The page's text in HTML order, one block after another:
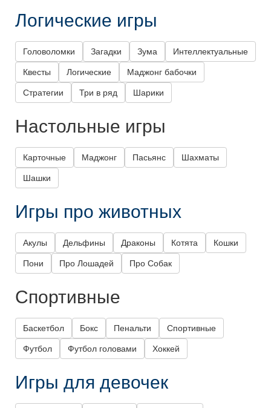
Логические игры
Головоломки Загадки Зума Интеллектуальные
Квесты Логические Маджонг бабочки
Стратегии Три в ряд Шарики
Настольные игры
Карточные Маджонг Пасьянс Шахматы
Шашки
Игры про животных
Акулы Дельфины Драконы Котята Кошки
Пони Про Лошадей Про Собак
Спортивные
Баскетбол Бокс Пенальти Спортивные
Футбол Футбол головами Хоккей
Игры для девочек